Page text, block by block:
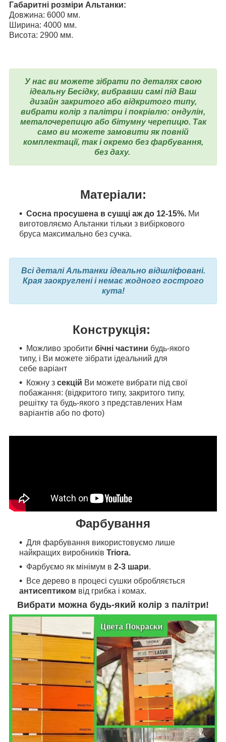
Габаритні розміри Альтанки:
Довжина: 6000 мм.
Ширина: 4000 мм.
Висота: 2900 мм.
У нас ви можете зібрати по деталях свою
ідеальну Бесідку, вибравши самі під Ваш
дизайн закритого або відкритого типу,
вибрати колір з палітри і покрівлю: ондулін,
металочерепицю або бітумну черепицю. Так
само ви можете замовити як повній
комплектації, так і окремо без фарбування,
без даху.
Матеріали:
Сосна просушена в сушці аж до 12-15%. Ми
виготовляємо Альтанки тільки з вибіркового
бруса максимально без сучка.
Всі деталі Альтанки ідеально відшліфовані.
Края заокруглені і немає жодного гострого
кута!
Конструкція:
Можливо зробити бічні частини будь-якого
типу, і Ви можете зібрати ідеальний для
себе варіант
Кожну з секцій Ви можете вибрати під свої
побажання: (відкритого типу, закритого типу,
решітку та будь-якого з представлених Нам
варіантів або по фото)
Фарбування
Для фарбування використовуємо лише
найкращих виробників Triora.
Фарбуємо як мінімум в 2-3 шари.
Все дерево в процесі сушки обробляється
антисептиком від грибка і комах.
Вибрати можна будь-який колір з палітри!